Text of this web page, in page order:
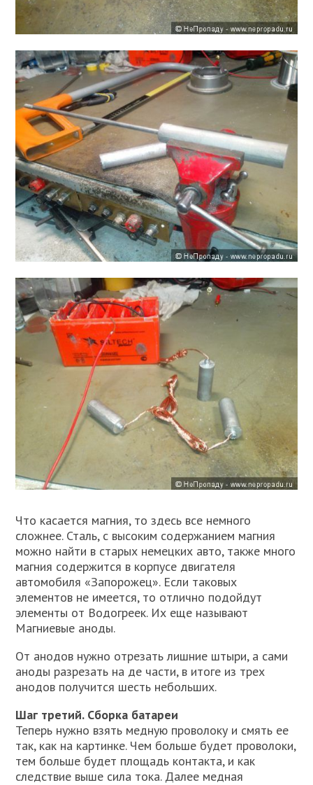
Что касается магния, то здесь все немного
сложнее. Сталь, с высоким содержанием магния
можно найти в старых немецких авто, также много
магния содержится в корпусе двигателя
автомобиля «Запорожец». Если таковых
элементов не имеется, то отлично подойдут
элементы от Водогреек. Их еще называют
Магниевые аноды.
От анодов нужно отрезать лишние штыри, а сами
аноды разрезать на де части, в итоге из трех
анодов получится шесть небольших.
Шаг третий. Сборка батареи
Теперь нужно взять медную проволоку и смять ее
так, как на картинке. Чем больше будет проволоки,
тем больше будет площадь контакта, и как
следствие выше сила тока. Далее медная